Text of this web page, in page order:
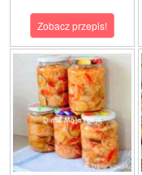
Zobacz przepis!